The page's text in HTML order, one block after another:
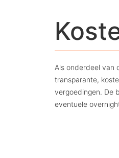
Als onderdeel van
transparante,
vergoedingen. De
eventuele